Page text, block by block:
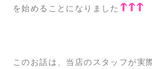
を始めることになりました
このお話は、当店のスタッフが実